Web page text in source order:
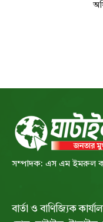
সম্পাদক: এস এম ইমরুল
বার্তা ও বাণিজ্যিক